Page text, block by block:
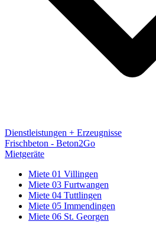
Dienstleistungen + Erzeugnisse
Frischbeton - Beton2Go
Mietgeräte
Miete 01 Villingen
Miete 03 Furtwangen
Miete 04 Tuttlingen
Miete 05 Immendingen
Miete 06 St. Georgen